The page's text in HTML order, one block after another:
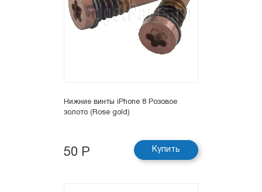
Нижние винты iPhone 8 Розовое
золото (Rose gold)
50 Р Купить